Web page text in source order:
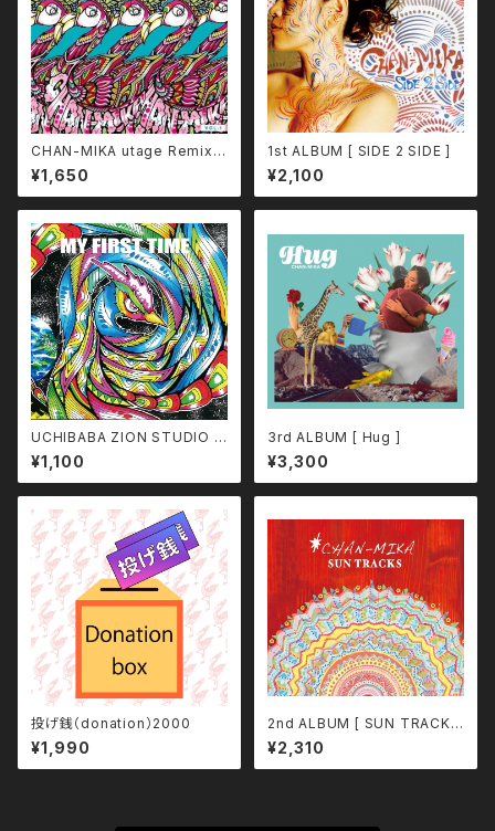
CHAN-MIKA utage Remix [
ON TIME vol.1 ]
¥1,650
1st ALBUM [ SIDE 2 SIDE ]
¥2,100
UCHIBABA ZION STUDIO p
roduce 『 MY FIRST TIME 』
¥1,100
3rd ALBUM [ Hug ]
¥3,300
投げ銭（donation）2000
¥1,990
2nd ALBUM [ SUN TRACKS
]
¥2,310